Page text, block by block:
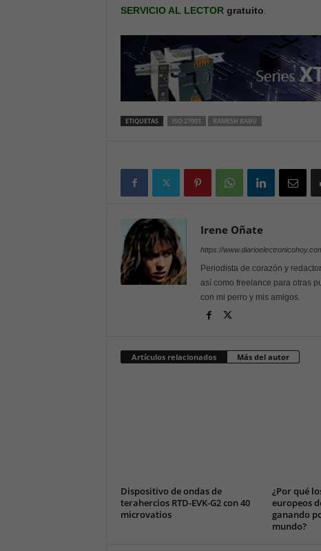
SERVICIO AL LECTOR gratuito
ETIQUETAS ISO 27001 RAMESH BABU
Irene Oñate
https://
Periodista de corazón y
así como freelance para otras
con mi perro y mis amigos.
Artículos relacionados Más del autor
Dispositivo de ondas de
terahercios RTD-EVK-G2 con 40
microvatios
¿Por qué
europeos
ganando
mundo?